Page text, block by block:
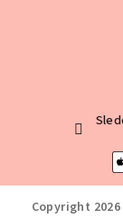
Copyright 2026